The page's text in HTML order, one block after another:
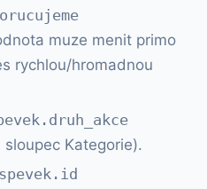
muze menit primo
rychlou/hromadnou
Kategorie).